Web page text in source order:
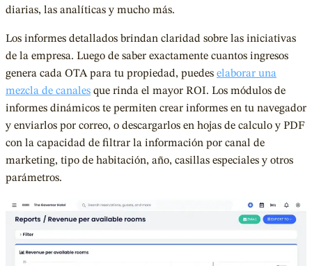
diarias, las analíticas y mucho más.
Los informes detallados brindan claridad sobre las iniciativas
de la empresa. Luego de saber exactamente cuantos ingresos
genera cada OTA para tu propiedad, puedes elaborar una
mezcla de canales que rinda el mayor ROI. Los módulos de
informes dinámicos te permiten crear informes en tu navegador
y enviarlos por correo, o descargarlos en hojas de calculo y PDF
con la capacidad de filtrar la información por canal de
marketing, tipo de habitación, año, casillas especiales y otros
parámetros.